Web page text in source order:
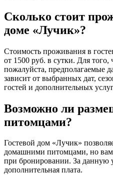
Сколько стоит
доме «Лучик»?
Стоимость проживания в
от 1500 руб. в сутки. Для того,
пожалуйста, предполагаемые
зависит от выбранных дат,
гостей и дополнительных
Возможно ли
питомцами?
Гостевой дом «Лучик»
домашними питомцами, но вам
при бронировании. За данную
дополнительная плата.